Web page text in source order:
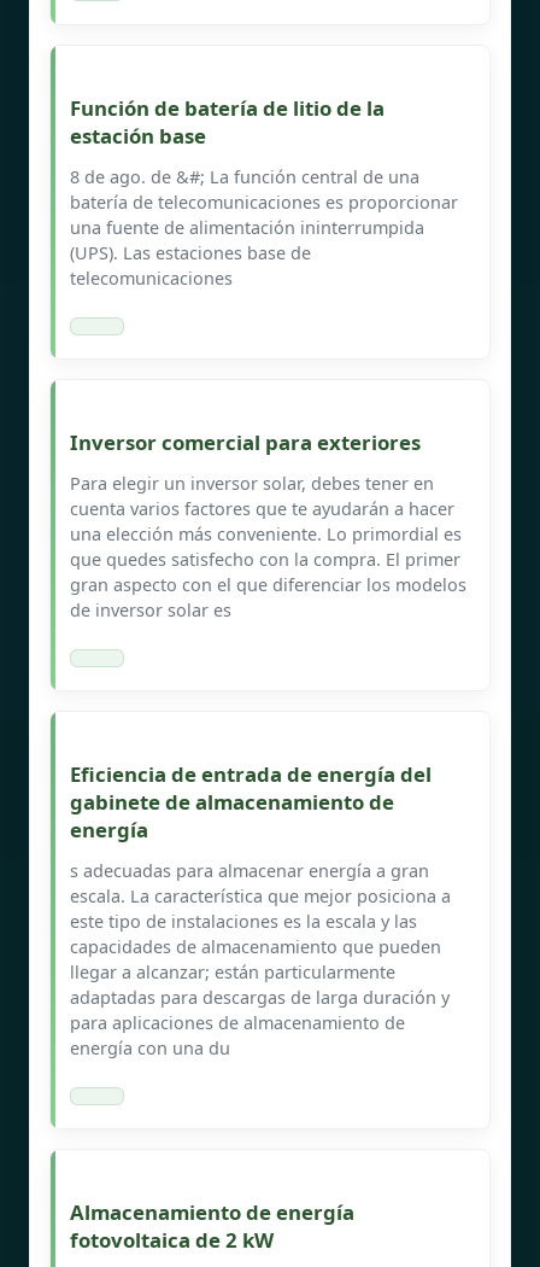
Función de batería de litio de la
estación base
8 de ago. de &#; La función central de una
batería de telecomunicaciones es proporcionar
una fuente de alimentación ininterrumpida
(UPS). Las estaciones base de
telecomunicaciones
Inversor comercial para exteriores
Para elegir un inversor solar, debes tener en
cuenta varios factores que te ayudarán a hacer
una elección más conveniente. Lo primordial es
que quedes satisfecho con la compra. El primer
gran aspecto con el que diferenciar los modelos
de inversor solar es
Eficiencia de entrada de energía del
gabinete de almacenamiento de
energía
s adecuadas para almacenar energía a gran
escala. La característica que mejor posiciona a
este tipo de instalaciones es la escala y las
capacidades de almacenamiento que pueden
llegar a alcanzar; están particularmente
adaptadas para descargas de larga duración y
para aplicaciones de almacenamiento de
energía con una du
Almacenamiento de energía
fotovoltaica de 2 kW